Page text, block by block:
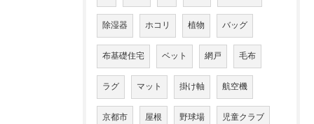
除湿器 ホコリ 植物 バッグ
布基礎住宅 ベット 網戸 毛布
ラグ マット 掛け軸 航空機
京都市 屋根 野球場 児童クラブ